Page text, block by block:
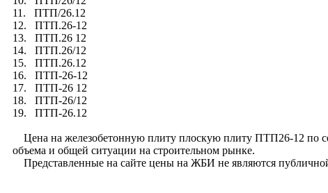
11. ПТП/26.12
12. ПТП.26-12
13. ПТП.26 12
14. ПТП.26/12
15. ПТП.26.12
16. ПТП-26-12
17. ПТП-26 12
18. ПТП-26/12
19. ПТП-26.12
Цена на железобетонную плиту плоскую плиту ПТП26-12 по
объема и общей ситуации на строительном рынке.
Представленные на сайте цены на ЖБИ не являются